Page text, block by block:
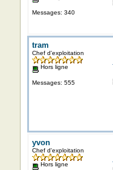
Messages: 340
tram
Chef d'exploitation
Hors ligne
Messages: 555
yvon
Chef d'exploitation
Hors ligne